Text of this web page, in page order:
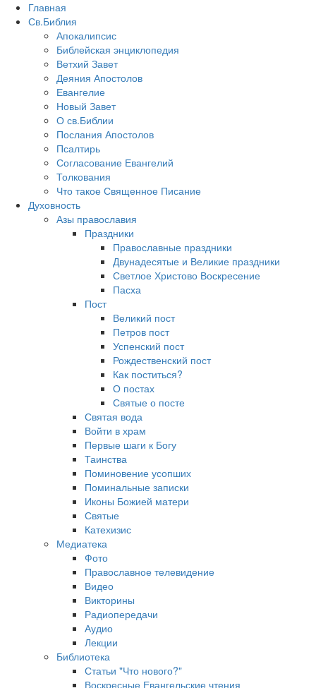
Главная
Св.Библия
Апокалипсис
Библейская энциклопедия
Ветхий Завет
Деяния Апостолов
Евангелие
Новый Завет
О св.Библии
Послания Апостолов
Псалтирь
Согласование Евангелий
Толкования
Что такое Священное Писание
Духовность
Азы православия
Праздники
Православные праздники
Двунадесятые и Великие праздники
Светлое Христово Воскресение
Пасха
Пост
Великий пост
Петров пост
Успенский пост
Рождественский пост
Как поститься?
О постах
Святые о посте
Святая вода
Войти в храм
Первые шаги к Богу
Таинства
Поминовение усопших
Поминальные записки
Иконы Божией матери
Святые
Катехизис
Медиатека
Фото
Православное телевидение
Видео
Викторины
Радиопередачи
Аудио
Лекции
Библиотека
Статьи "Что нового?"
Воскресные Евангельские чтения